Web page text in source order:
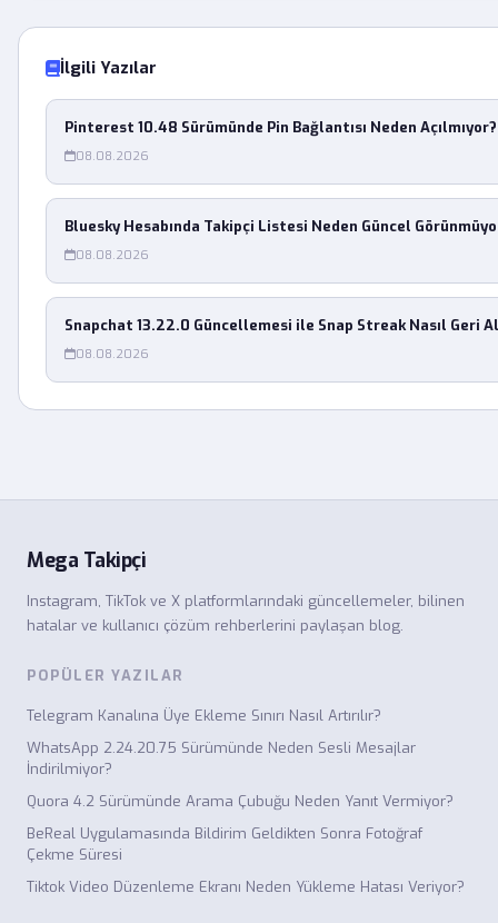
İlgili Yazılar
Pinterest 10.48 Sürümünde Pin Bağlantısı Neden Açılmıyor?
08.08.2026
Bluesky Hesabında Takipçi Listesi Neden Güncel
08.08.2026
Snapchat 13.22.0 Güncellemesi ile Snap Streak Nasıl Geri
08.08.2026
Mega Takipçi
Instagram, TikTok ve X platformlarındaki güncellemeler, bilinen
hatalar ve kullanıcı çözüm rehberlerini paylaşan blog.
POPÜLER YAZILAR
Telegram Kanalına Üye Ekleme Sınırı Nasıl Artırılır?
WhatsApp 2.24.20.75 Sürümünde Neden Sesli Mesajlar
İndirilmiyor?
Quora 4.2 Sürümünde Arama Çubuğu Neden Yanıt Vermiyor?
BeReal Uygulamasında Bildirim Geldikten Sonra Fotoğraf
Çekme Süresi
Tiktok Video Düzenleme Ekranı Neden Yükleme Hatası Veriyor?